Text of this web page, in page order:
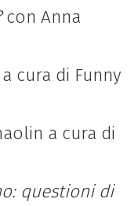
con Anna
cura di Funny
a cura di
questioni di